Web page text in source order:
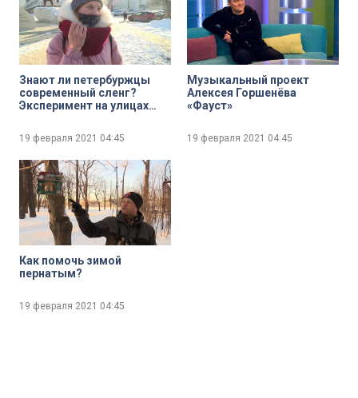
Знают ли петербуржцы
современный сленг?
Эксперимент на улицах
19 февраля 2021 04:45
Музыкальный проект
Алексея Горшенёва
«Фауст»
19 февраля 2021 04:45
Как помочь зимой
пернатым?
19 февраля 2021 04:45